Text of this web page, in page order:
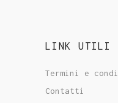
LINK UTILI
Termini e
Contatti